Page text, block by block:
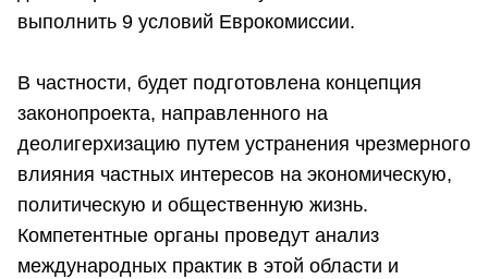
выполнить 9 условий Еврокомиссии.
В частности, будет подготовлена концепция
законопроекта, направленного на
деолигерхизацию путем устранения чрезмерного
влияния частных интересов на экономическую,
политическую и общественную жизнь.
Компетентные органы проведут анализ
международных практик в этой области и